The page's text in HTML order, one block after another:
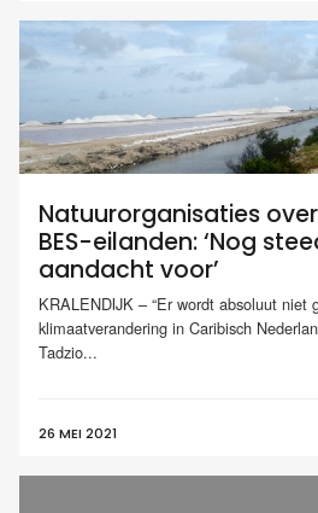
Natuurorganisaties
BES-eilanden: ‘Nog
aandacht voor’
KRALENDIJK – “Er wordt absoluut niet
klimaatverandering in Caribisch
Tadzio...
26 MEI 2021